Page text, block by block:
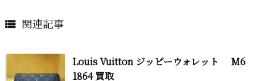
 関連記事
Louis Vuitton ジッピーウォレット M6
1864 買取